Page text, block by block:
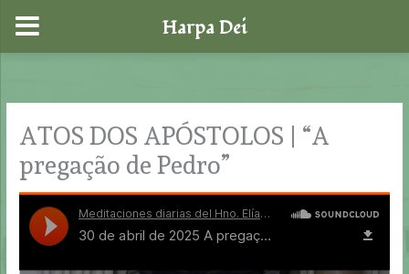
content
ATOS DOS APÓSTOLOS | “A
pregação de Pedro”
Harpa Dei